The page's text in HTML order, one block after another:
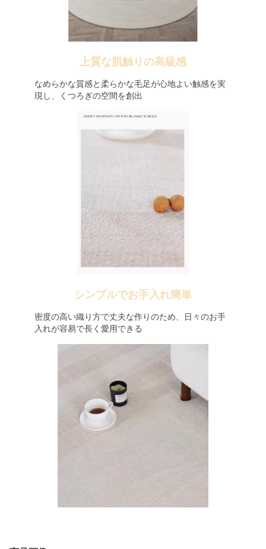
上質な肌触りの高級感
なめらかな質感と柔らかな毛足が心地よい触感を実
現し、くつろぎの空間を創出
シンプルでお手入れ簡単
密度の高い織り方で丈夫な作りのため、日々のお手
入れが容易で長く愛用できる